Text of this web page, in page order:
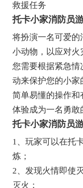
救援任务
托卡小家消防员
将扮演一名可爱的
小动物，以应对火
您需要根据紧急
动来保护您的小家
简单易懂的操作
体验成为一名勇敢
托卡小家消防员
1、玩家可以在托
炼；
2、发现火情即使
灭火；